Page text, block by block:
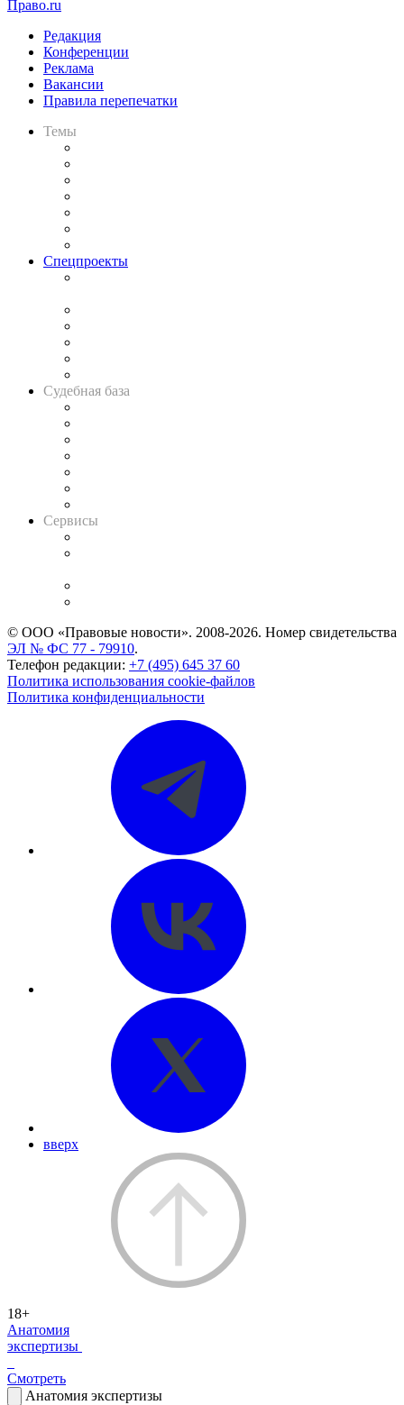
Право.ru
Редакция
Конференции
Реклама
Вакансии
Правила перепечатки
Темы
Спецпроекты
Судебная база
Сервисы
© ООО «Правовые новости». 2008-2026. Номер свидетельства
ЭЛ № ФС 77 - 79910.
Телефон редакции: +7 (495) 645 37 60
Политика использования cookie-файлов
Политика конфиденциальности
вверх
18+
Анатомия
экспертизы
Смотреть
Анатомия экспертизы